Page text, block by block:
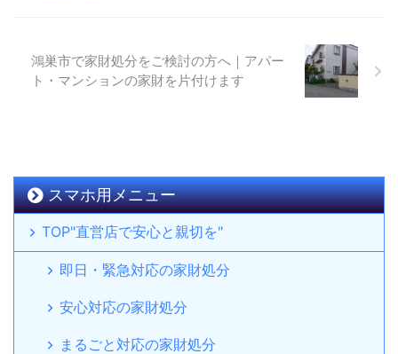
鴻巣市で家財処分をご検討の方へ｜アパー
ト・マンションの家財を片付けます
スマホ用メニュー
TOP"直営店で安心と親切を"
即日・緊急対応の家財処分
安心対応の家財処分
まるごと対応の家財処分